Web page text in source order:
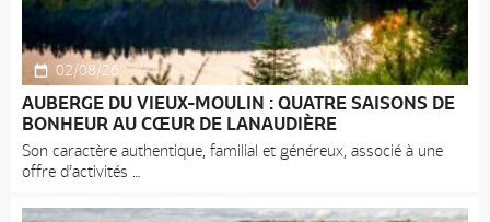
02/08/26
AUBERGE DU VIEUX-MOULIN : QUATRE SAISONS DE
BONHEUR AU CŒUR DE LANAUDIÈRE
Son caractère authentique, familial et généreux, associé à une
offre d’activités